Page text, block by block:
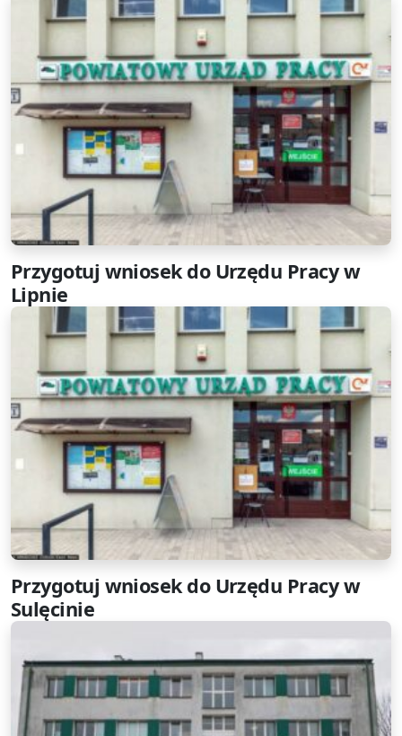
Przygotuj wniosek do Urzędu Pracy w
Lipnie
Przygotuj wniosek do Urzędu Pracy w
Sulęcinie